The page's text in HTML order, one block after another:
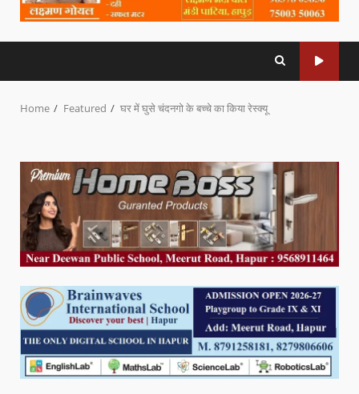
Home Featured घर में घुसे चंदनगो के बच्चे का किया रेस्क्यू